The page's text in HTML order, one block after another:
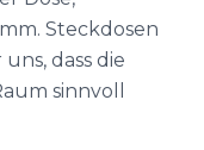
Steckdosen
dass die
sinnvoll